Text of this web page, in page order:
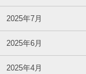
2025年7月
2025年6月
2025年4月